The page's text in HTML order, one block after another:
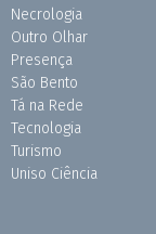
Necrologia
Outro Olhar
Presença
São Bento
Tá na Rede
Tecnologia
Turismo
Uniso Ciência